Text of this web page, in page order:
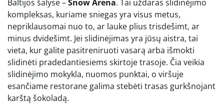
Baltijos šalyse –Snow Arena. Tai uždaras slidinėjimo
kompleksas, kuriame sniegas yra visus metus,
nepriklausomai nuo to, ar lauke plius trisdešimt, ar
minus dvidešimt. Jei slidinėjimas yra jūsų aistra, tai
vieta, kur galite pasitreniruoti vasarą arba išmokti
slidinėti pradedantiesiems skirtoje trasoje. Čia veikia
slidinėjimo mokykla, nuomos punktai, o viršuje
esančiame restorane galima stebėti trasas gurkšnojant
karštą šokoladą.